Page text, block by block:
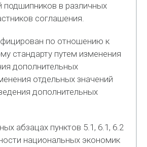
подшипников в различных
соглашения.
по отношению к
стандарту путем изменения
дополнительных
отдельных значений
дополнительных
абзацах пунктов 5.1, 6.1, 6.2
национальных экономик